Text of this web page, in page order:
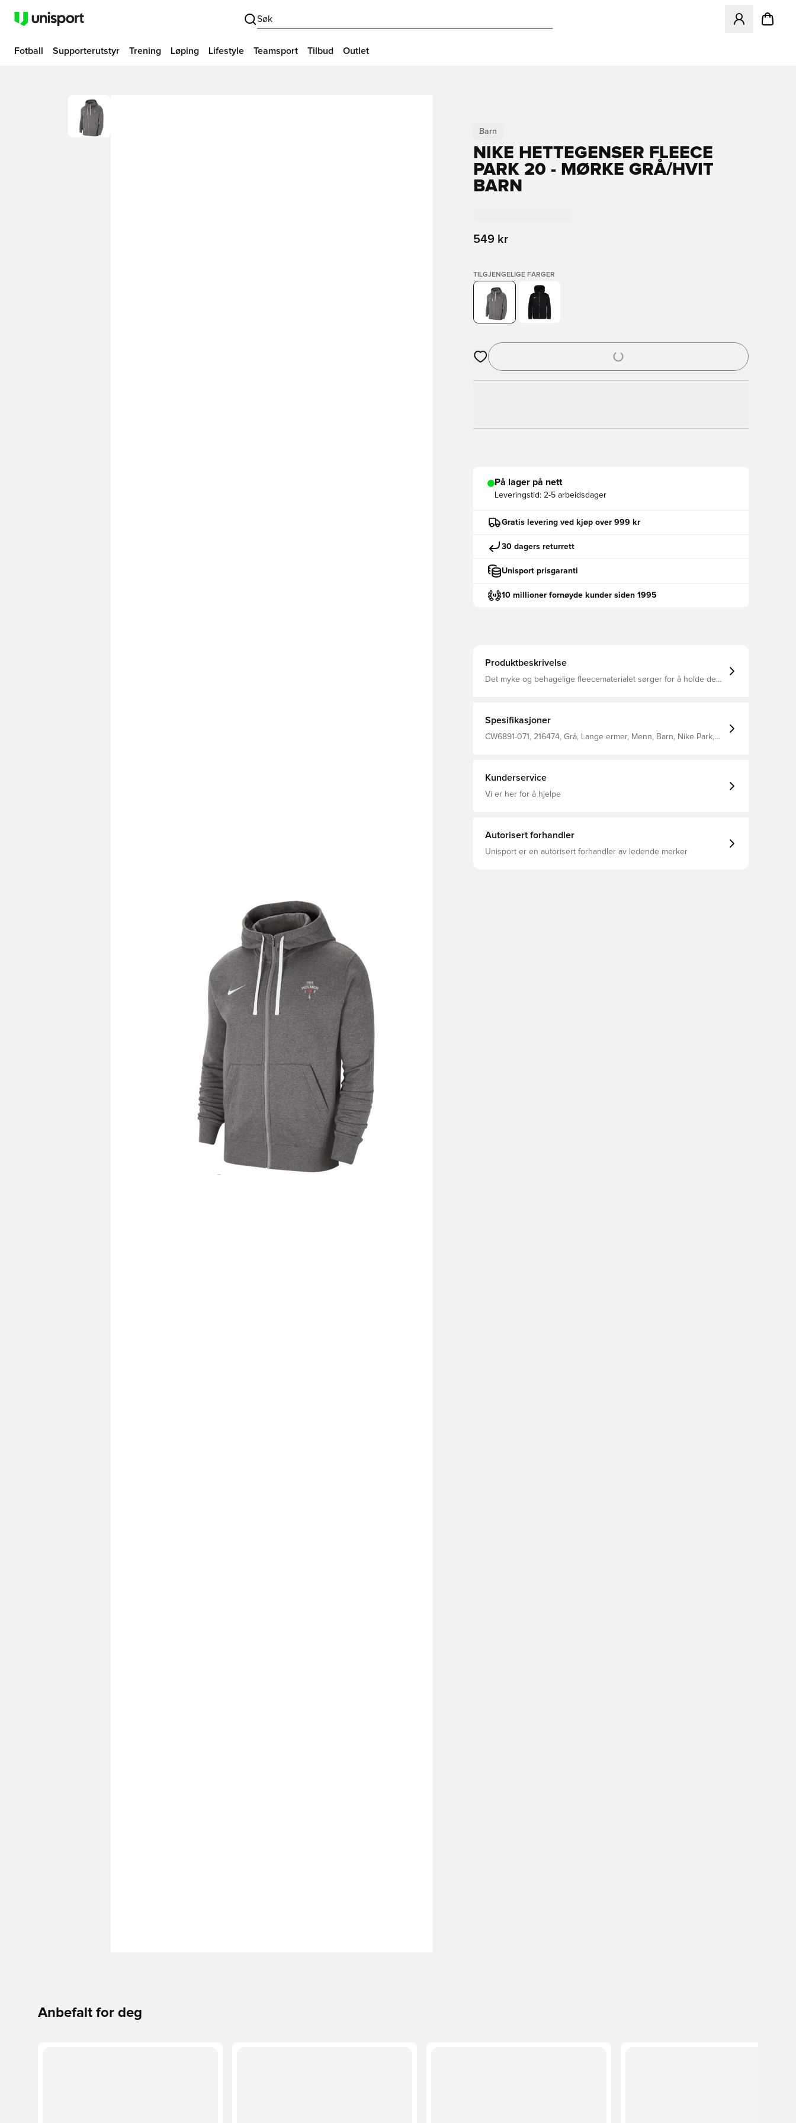
Søk
Åpner en
Fotball Supporterutstyr Trening Løping Lifestyle Teamsport Tilbud Outlet
Barn
NIKE HETTEGENSER FLEECE
PARK 20 - MØRKE GRÅ/HVIT
BARN
549 kr
TILGJENGELIGE FARGER
Åpner en Modal for å logge inn eller registrere deg som medlem
På lager på nett
Leveringstid: 2-5 arbeidsdager
Gratis levering ved kjøp over 999 kr
30 dagers returrett
Unisport prisgaranti
10 millioner fornøyde kunder siden 1995
Produktbeskrivelse
Det myke og behagelige fleecematerialet sørger for å holde deg
Spesifikasjoner
CW6891-071, 216474, Grå, Lange ermer, Menn, Barn, Nike Park,
Kunderservice
Vi er her for å hjelpe
Autorisert forhandler
Unisport er en autorisert forhandler av ledende merker
Anbefalt for deg